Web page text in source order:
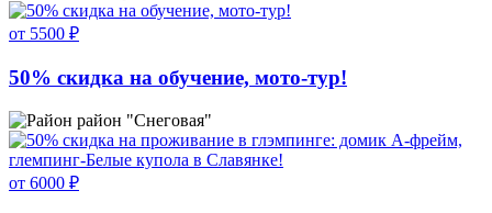
от 5500 ₽
50% скидка на обучение, мото-тур!
район "Снеговая"
от 6000 ₽